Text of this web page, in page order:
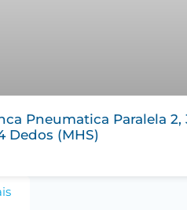
Pneumatica Paralela 2,
Dedos (MHS)